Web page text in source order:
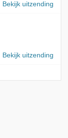
Bekijk uitzending
Bekijk uitzending